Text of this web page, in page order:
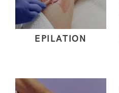
EPILATION